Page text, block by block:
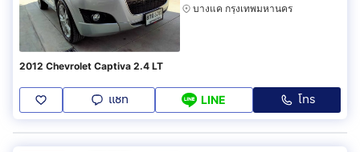
บางแค กรุงเทพมหานคร
2012 Chevrolet Captiva 2.4 LT
แชท LINE โทร